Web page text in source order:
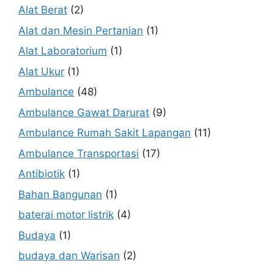
Alat Berat (2)
Alat dan Mesin Pertanian (1)
Alat Laboratorium (1)
Alat Ukur (1)
Ambulance (48)
Ambulance Gawat Darurat (9)
Ambulance Rumah Sakit Lapangan (11)
Ambulance Transportasi (17)
Antibiotik (1)
Bahan Bangunan (1)
baterai motor listrik (4)
Budaya (1)
budaya dan Warisan (2)